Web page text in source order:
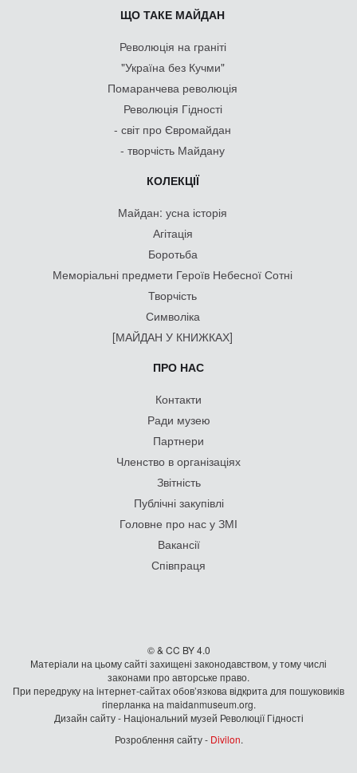
ЩО ТАКЕ МАЙДАН
Революція на граніті
"Україна без Кучми"
Помаранчева революція
Революція Гідності
- світ про Євромайдан
- творчість Майдану
КОЛЕКЦІЇ
Майдан: усна історія
Агітація
Боротьба
Меморіальні предмети Героїв Небесної Сотні
Творчість
Символіка
[МАЙДАН У КНИЖКАХ]
ПРО НАС
Контакти
Ради музею
Партнери
Членство в організаціях
Звітність
Публічні закупівлі
Головне про нас у ЗМІ
Вакансії
Співпраця
© & CC BY 4.0
Матеріали на цьому сайті захищені законодавством, у тому числі
законами про авторське право.
При передруку на iнтернет-сайтах обов’язкова відкрита для пошуковиків
гiперланка на maidanmuseum.org.
Дизайн сайту - Національний музей Революції Гідності
Розроблення сайту - Divilon.